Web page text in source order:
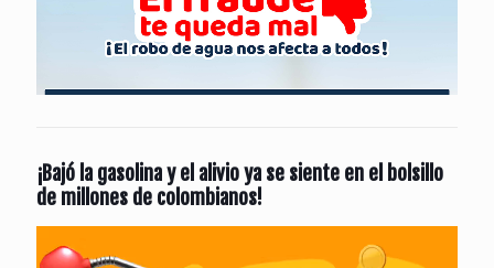
¡Bajó la gasolina y el alivio ya se siente en el bolsillo
de millones de colombianos!